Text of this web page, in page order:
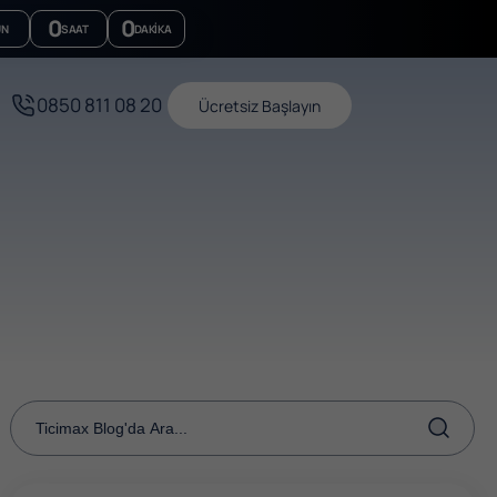
0SAAT 0DAKIKA
0850 811 08 20 Ücretsiz Başlayın